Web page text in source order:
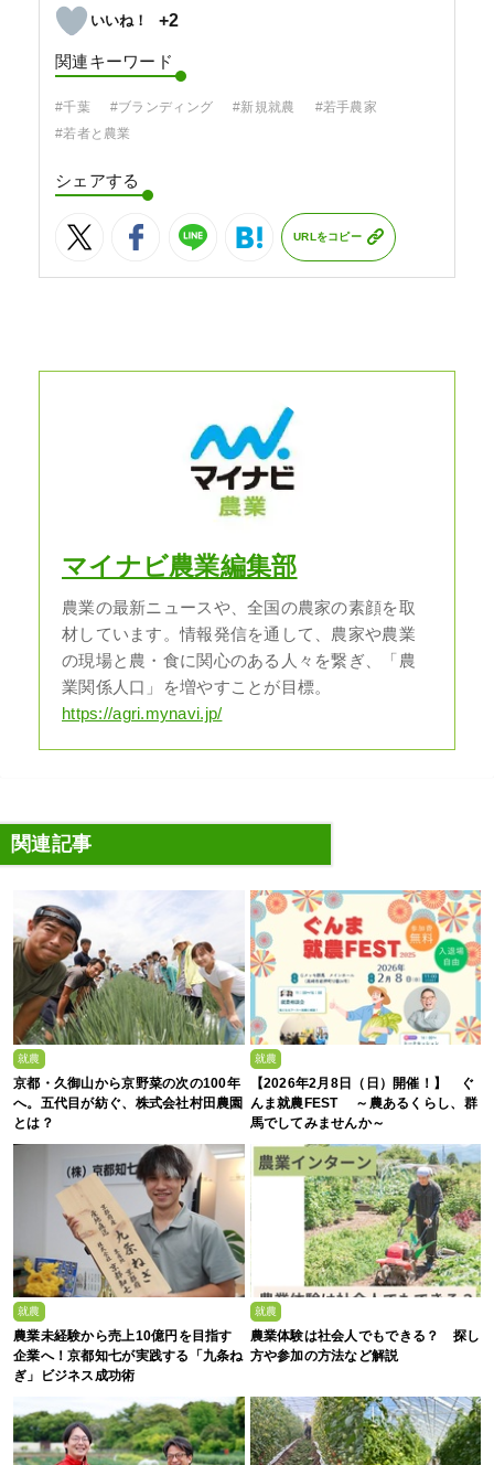
+2
関連キーワード
#千葉 #ブランディング #新規就農
#若手農家
#若者と農業
シェアする
URLをコピー
マイナビ農業編集部
農業の最新ニュースや、全国の農家の素顔を取
材しています。情報発信を通して、農家や農業
の現場と農・食に関心のある人々を繋ぎ、「農
業関係人口」を増やすことが目標。
https://agri.mynavi.jp/
関連記事
就農
京都・久御山から京野菜の次の100年
へ。五代目が紡ぐ、株式会社村田農園
とは？
就農
【2026年2月8日（日）開催！】 ぐ
んま就農FEST ～農あるくらし、群
馬でしてみませんか～
就農
農業未経験から売上10億円を目指す
企業へ！京都知七が実践する「九条ね
ぎ」ビジネス成功術
就農
農業体験は社会人でもできる？ 探し
方や参加の方法など解説